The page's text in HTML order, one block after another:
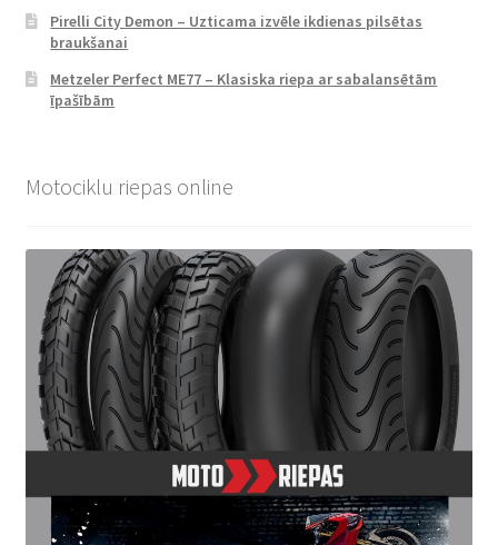
Pirelli City Demon – Uzticama izvēle ikdienas pilsētas
braukšanai
Metzeler Perfect ME77 – Klasiska riepa ar sabalansētām
īpašībām
Motociklu riepas online